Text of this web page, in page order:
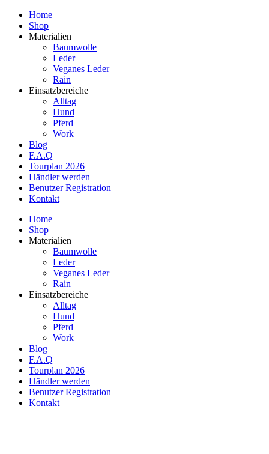
Home
Shop
Materialien
Baumwolle
Leder
Veganes Leder
Rain
Einsatzbereiche
Alltag
Hund
Pferd
Work
Blog
F.A.Q
Tourplan 2026
Händler werden
Benutzer Registration
Kontakt
Home
Shop
Materialien
Baumwolle
Leder
Veganes Leder
Rain
Einsatzbereiche
Alltag
Hund
Pferd
Work
Blog
F.A.Q
Tourplan 2026
Händler werden
Benutzer Registration
Kontakt